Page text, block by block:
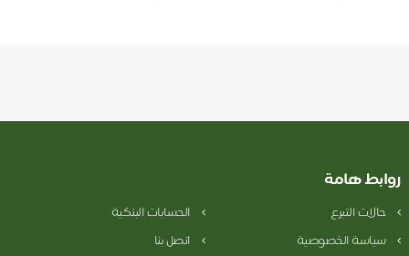
روابط هامة
حالات التبرع
الحسابات البنكية
سياسة الخصوصية
اتصل بنا